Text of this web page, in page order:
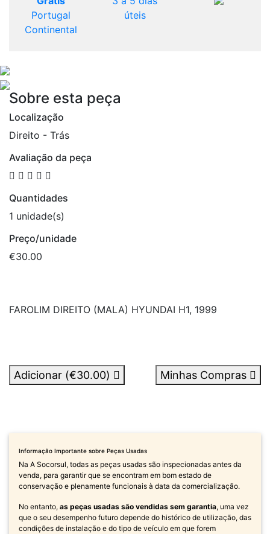
Portugal
Continental
úteis
Sobre esta peça
Localização
Direito - Trás
Avaliação da peça
Quantidades
1 unidade(s)
Preço/unidade
€30.00
FAROLIM DIREITO (MALA) HYUNDAI H1, 1999
Adicionar (€30.00) Minhas Compras
Informação Importante sobre Peças Usadas
Na A Socorsul, todas as peças usadas são inspecionadas antes da
venda, para garantir que se encontram em bom estado de
conservação e plenamente funcionais à data da comercialização.
No entanto, as peças usadas são vendidas sem garantia, uma vez
que o seu desempenho futuro depende do histórico de utilização, das
condições de instalação e do tipo de veículo em que forem